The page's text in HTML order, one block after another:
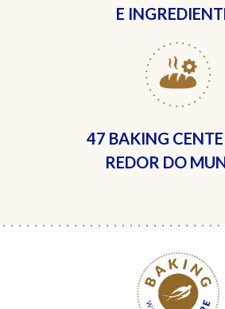
E
47 BAKING
REDOR DO